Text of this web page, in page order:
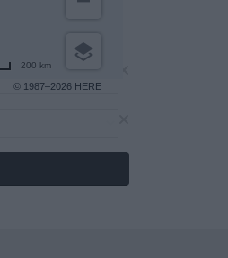
© 1987–2026 HERE
200 km